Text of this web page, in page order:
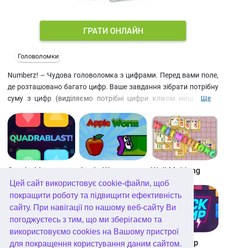
Цей сайт використовує cookie-файли, щоб
покращити роботу та підвищити ефективність
сайту. При навігації по нашому веб-сайту Ви
погоджуєтесь з тим, що ми зберігаємо та
використовуємо cookies на Вашому пристрої
для покращення користування даним сайтом.
ГРАТИ ОНЛАЙН
Головоломки
Numberz! – Чудова головоломка з цифрами. Перед вами поле,
де розташовано багато цифр. Ваше завдання зібрати потрібну
суму з цифр (виділяємо потрібні цифри кліком мишки). Як
стають білими. Завдання – зібрати якнайшвидше різні
комбінації цифр, щоб очистити все поле. Такі міні-ігри зі
зрозумілою метою та простим управлінням також підійде як
гра для дітей. атематичні головоломки допомагають легко
навчити дітей рахувати. У можливість грати у Numberz!
безкоштовно онлайн на телефоні та комп'ютері без
завантаження дозволяють зарядити мозок у будь-який час.
Ще
Quadrablast Apple Worm Well Mahjong
Digitz! The Daily Diagonal Sudoku Block Champ